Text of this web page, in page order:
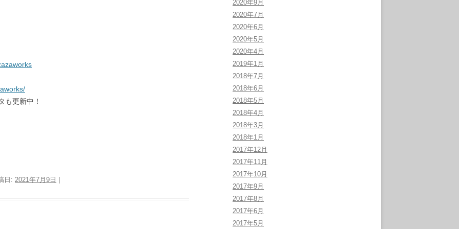
も更新中！
日: 2021年7月9日
2020年9月
2020年7月
2020年6月
2020年5月
2020年4月
2019年1月
2018年7月
2018年6月
2018年5月
2018年4月
2018年3月
2018年1月
2017年12月
2017年11月
2017年10月
2017年9月
2017年8月
2017年6月
2017年5月